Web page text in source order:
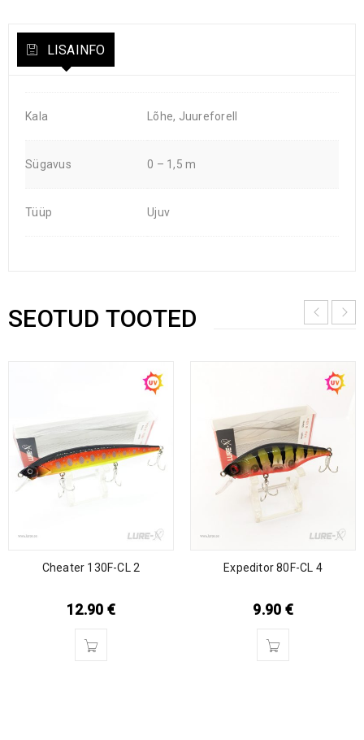
LISAINFO
Kala Lõhe, Juureforell
Sügavus 0 – 1,5 m
Tüüp Ujuv
SEOTUD TOOTED
Cheater 130F-CL 2
12.90 €
Expeditor 80F-CL 4
9.90 €